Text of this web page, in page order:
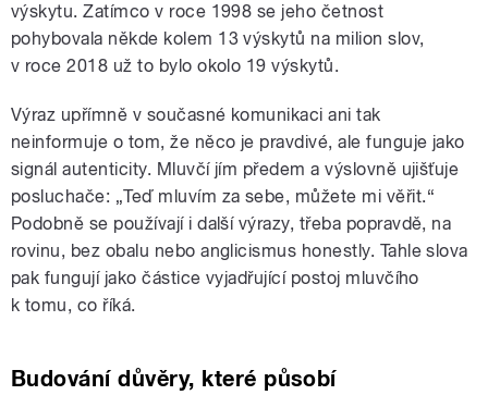
výskytu. Zatímco v roce 1998 se jeho četnost
pohybovala někde kolem 13 výskytů na milion slov,
v roce 2018 už to bylo okolo 19 výskytů.
Výraz upřímně v současné komunikaci ani tak
neinformuje o tom, že něco je pravdivé, ale funguje jako
signál autenticity. Mluvčí jím předem a výslovně ujišťuje
posluchače: „Teď mluvím za sebe, můžete mi věřit.“
Podobně se používají i další výrazy, třeba popravdě, na
rovinu, bez obalu nebo anglicismus honestly. Tahle slova
pak fungují jako částice vyjadřující postoj mluvčího
k tomu, co říká.
Budování důvěry, které působí